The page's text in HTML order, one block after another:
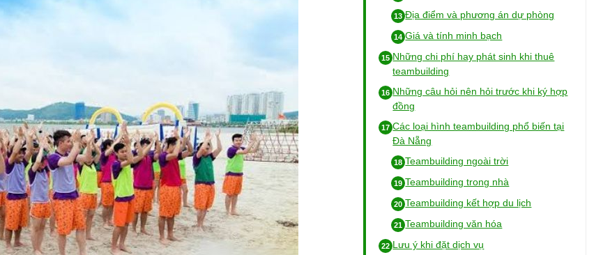
Địa điểm và phương án dự phòng
Giá và tính minh bạch
Những chi phí hay phát sinh khi thuê
teambuilding
Những câu hỏi nên hỏi trước khi ký hợp
đồng
Các loại hình teambuilding phổ biến tại
Đà Nẵng
Teambuilding ngoài trời
Teambuilding trong nhà
Teambuilding kết hợp du lịch
Teambuilding văn hóa
Lưu ý khi đặt dịch vụ